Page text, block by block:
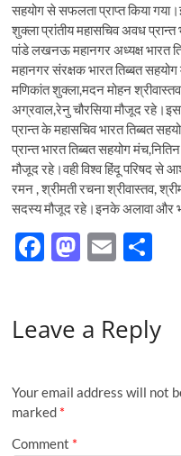
सहयोग से सफलता प्राप्त किया
शुक्ला प्रांतीय महासचिव अवध
पांडे लखनऊ महानगर अध्यक्ष भारत
महानगर संरक्षक भारत तिब्बत
मणिकांत शुक्ला,मदन मोहन
अग्रवाल,रेनु चौरसिया मौजूद
प्रान्त के महासचिव भारत तिब्बत
प्रान्त भारत तिब्बत सहयोग
मौजूद रहे।वही विश्व हिंदू परिषद से
रमन , श्रीमती रचना श्रीवास्तव,
सदस्य मौजूद रहे।इनके अलावा और
F
b
o
k
M
d
n
E
e
Leave a Reply
Your email address will not
marked *
Comment *